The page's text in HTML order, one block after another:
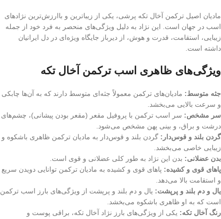
مادیان اصیل ترکمن آخال تکه پرشی، یکی از زیباترین و باارزش‌ترین نژادهای
اسب در جهان است. این نژاد به دلیل ویژگی‌های منحصر به فرد خود از جمله
زیبایی، استقامت، قدرت و هوش، از دیرباز جایگاه ویژه‌ای در دل ایرانیان
داشته است.
ویژگی‌های ظاهری اسب ترکمن آخال تکه
جثه متوسط: مادیان‌های ترکمن معمولاً جثه‌ای متوسط دارند که به آن‌ها چابکی
و سرعت بالایی می‌بخشد.
سر مشخص: سر اسب ترکمن با پروفیل مقعر (مقعر بودن پیشانی)، چشم‌های
درشت و براق، و بینی پهن مشخص می‌شود.
گردن بلند و قوس‌دار: گردن بلند و قوس‌دار به مادیان ترکمن ظاهری باشکوه و
زیبایی خاصی می‌بخشد.
بدن عضلانی: بدن این نژاد به طور کلی عضلانی و قوی است.
پاهای قوی و کشیده: پاهای قوی و کشیده به مادیان ترکمن توانایی دویدن سریع
و استقامت بالا می‌دهد.
یال و دم بلند و پرپشت: یال و دم بلند و پرپشت از ویژگی‌های بارز اسب ترکمن
است که به او ظاهری باشکوه می‌بخشد.
رنگ آخال تکه: یکی از ویژگی‌های بارز نژاد آخال تکه، براقی پوست و